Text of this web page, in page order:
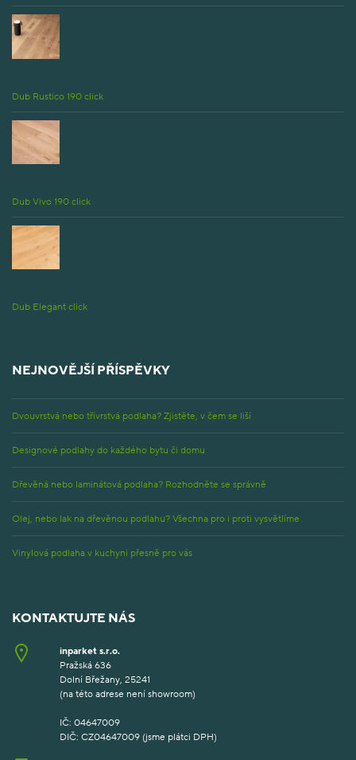
Dub Rustico 190 click
Dub Vivo 190 click
Dub Elegant click
NEJNOVĚJŠÍ PŘÍSPĚVKY
Dvouvrstvá nebo třívrstvá podlaha? Zjistěte, v čem se liší
Designové podlahy do každého bytu či domu
Dřevěná nebo laminátová podlaha? Rozhodněte se správně
Olej, nebo lak na dřevěnou podlahu? Všechna pro i proti vysvětlíme
Vinylová podlaha v kuchyni přesně pro vás
KONTAKTUJTE NÁS
inparket s.r.o.
Pražská 636
Dolní Břežany, 25241
(na této adrese není showroom)
IČ: 04647009
DIČ: CZ04647009 (jsme plátci DPH)